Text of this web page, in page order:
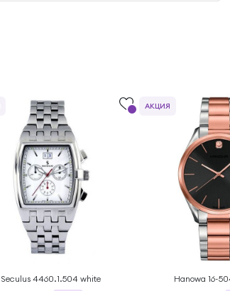
Seculus 4460.1.504 white Hanowa 16-
АКЦИЯ